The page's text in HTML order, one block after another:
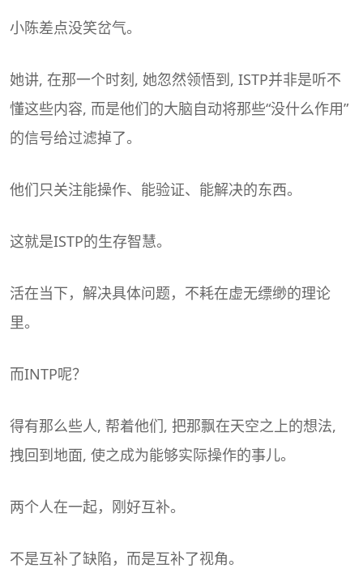
小陈差点没笑岔气。
她讲, 在那一个时刻, 她忽然领悟到, ISTP并非是听不
懂这些内容, 而是他们的大脑自动将那些“没什么作用”
的信号给过滤掉了。
他们只关注能操作、能验证、能解决的东西。
这就是ISTP的生存智慧。
活在当下，解决具体问题，不耗在虚无缥缈的理论
里。
而INTP呢？
得有那么些人, 帮着他们, 把那飘在天空之上的想法,
拽回到地面, 使之成为能够实际操作的事儿。
两个人在一起，刚好互补。
不是互补了缺陷，而是互补了视角。